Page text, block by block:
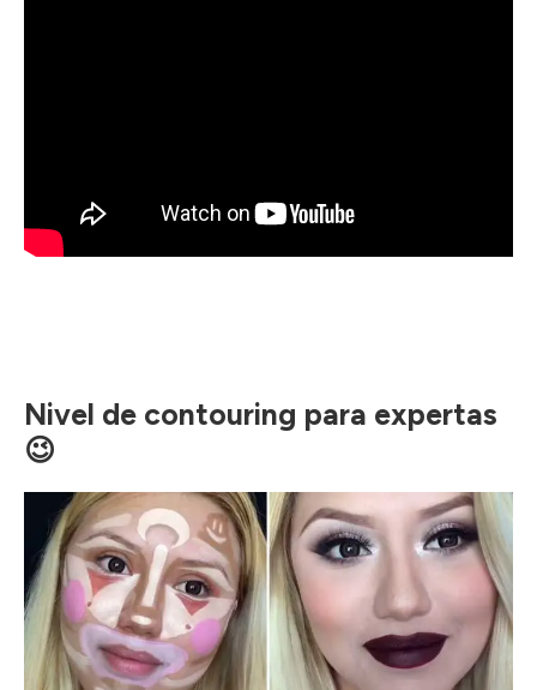
Nivel de contouring para expertas
😉